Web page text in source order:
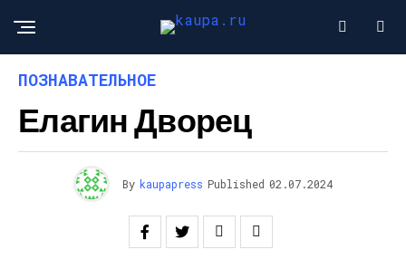
ПОЗНАВАТЕЛЬНОЕ
Елагин Дворец
By kaupapress Published 02.07.2024